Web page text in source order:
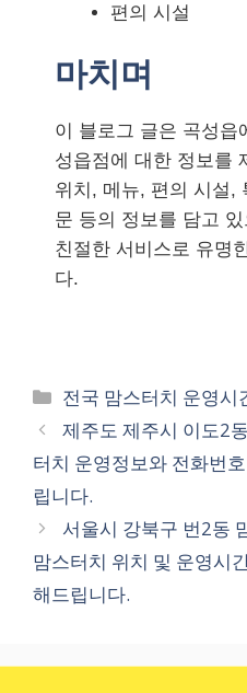
편의 시설
마치며
이 블로그 글은 곡성읍
성읍점에 대한 정보를
위치, 메뉴, 편의 시설,
문 등의 정보를 담고
친절한 서비스로 유명
다.
카
테
고
리
전국 맘스터치 운영시
제주도 제주시 이도2
터치 운영정보와 전화번
립니다.
서울시 강북구 번2동
맘스터치 위치 및 운영시
해드립니다.